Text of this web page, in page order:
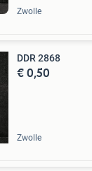
Zwolle
DDR 2868
€ 0,50
Zwolle